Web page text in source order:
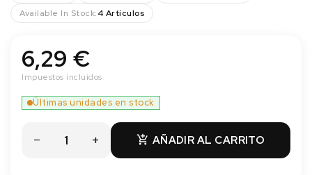
Available In Stock:4 Artículos
6,29 €
Impuestos incluidos
 AÑADIR AL CARRITO
Últimas unidades en stock